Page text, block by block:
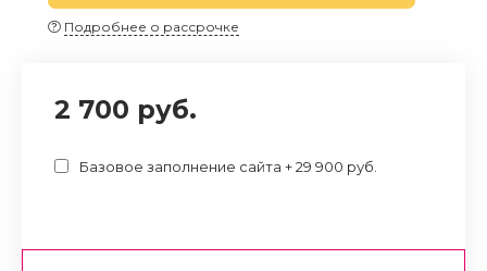
Подробнее о рассрочке
2 700 руб.
Базовое заполнение сайта + 29 900 руб.